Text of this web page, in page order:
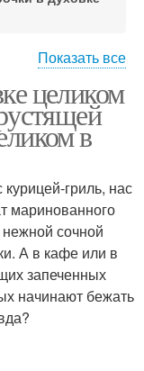
на курице
курица
в сливочно-
соусе
Показать все
целиком
в
гриль, нас
маринованного
сочной
А в кафе или в
запеченных
начинают бежать